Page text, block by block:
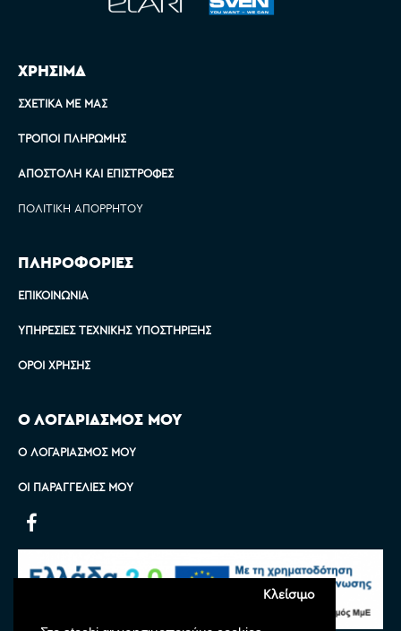
Κλείσιμο
ΧΡΗΣΙΜΑ
ΣΧΕΤΙΚΆ ΜΕ ΜΑΣ
ΤΡΌΠΟΙ ΠΛΗΡΩΜΉΣ
ΑΠΟΣΤΟΛΉ ΚΑΙ ΕΠΙΣΤΡΟΦΈΣ
ΠΟΛΙΤΙΚΉ ΑΠΟΡΡΉΤΟΥ
ΠΛΗΡΟΦΟΡΙΕΣ
ΕΠΙΚΟΙΝΩΝΊΑ
ΥΠΗΡΕΣΊΕΣ ΤΕΧΝΙΚΉΣ ΥΠΟΣΤΉΡΙΞΗΣ
ΌΡΟΙ ΧΡΉΣΗΣ
Ο ΛΟΓΑΡΙΑΣΜΟΣ ΜΟΥ
Ο ΛΟΓΑΡΙΑΣΜΌΣ ΜΟΥ
ΟΙ ΠΑΡΑΓΓΕΛΊΕΣ ΜΟΥ